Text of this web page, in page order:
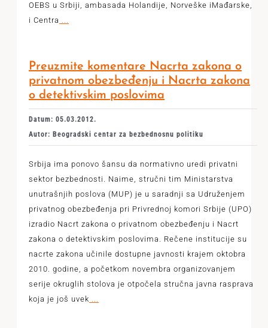
OEBS u Srbiji, ambasada Holandije, Norveške iMađarske,
i Centra ...
Preuzmite komentare Nacrta zakona o
privatnom obezbeđenju i Nacrta zakona
o detektivskim poslovima
Datum: 05.03.2012.
Autor: Beogradski centar za bezbednosnu politiku
Srbija ima ponovo šansu da normativno uredi privatni
sektor bezbednosti. Naime, stručni tim Ministarstva
unutrašnjih poslova (MUP) je u saradnji sa Udruženjem
privatnog obezbeđenja pri Privrednoj komori Srbije (UPO)
izradio Nacrt zakona o privatnom obezbeđenju i Nacrt
zakona o detektivskim poslovima. Rečene institucije su
nacrte zakona učinile dostupne javnosti krajem oktobra
2010. godine, a početkom novembra organizovanjem
serije okruglih stolova je otpočela stručna javna rasprava
koja je još uvek ...